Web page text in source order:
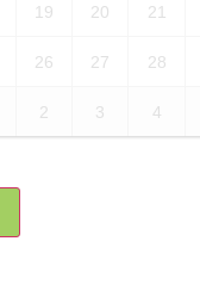
19 20 21
26 27 28
2 3 4